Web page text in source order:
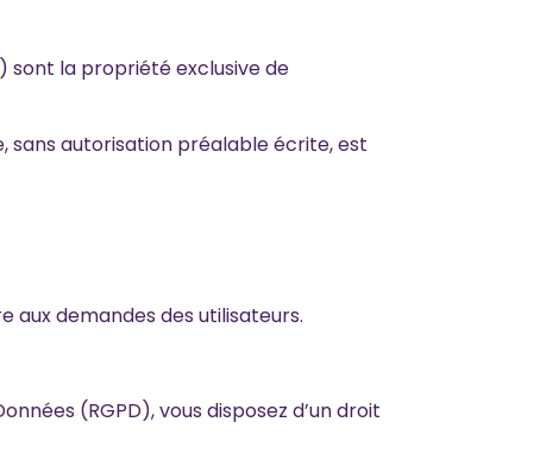
sont la propriété exclusive de
sans autorisation préalable écrite, est
aux demandes des utilisateurs.
(RGPD), vous disposez d’un droit